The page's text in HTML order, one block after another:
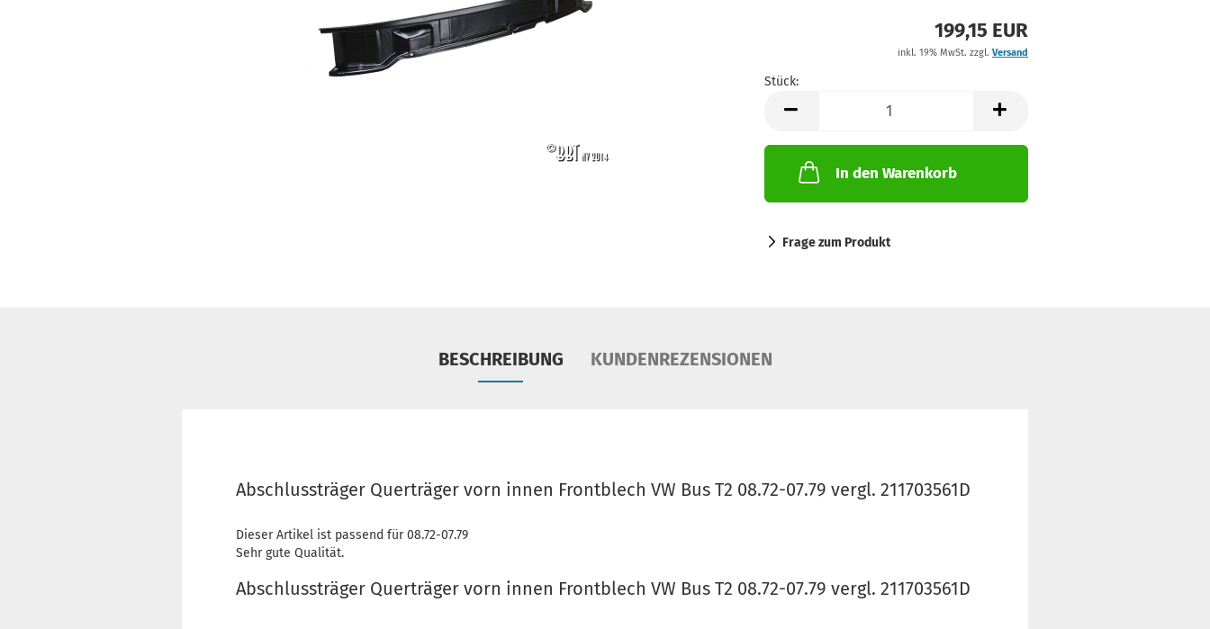
199,15 EUR
inkl. 19% MwSt. zzgl. Versand
Stück:
Stück
In den Warenkorb
Frage zum Produkt
BESCHREIBUNG KUNDENREZENSIONEN
Abschlussträger Querträger vorn innen Frontblech VW Bus T2 08.72-07.79 vergl. 211703561D
Dieser Artikel ist passend für 08.72-07.79
Sehr gute Qualität.
Abschlussträger Querträger vorn innen Frontblech VW Bus T2 08.72-07.79 vergl. 211703561D